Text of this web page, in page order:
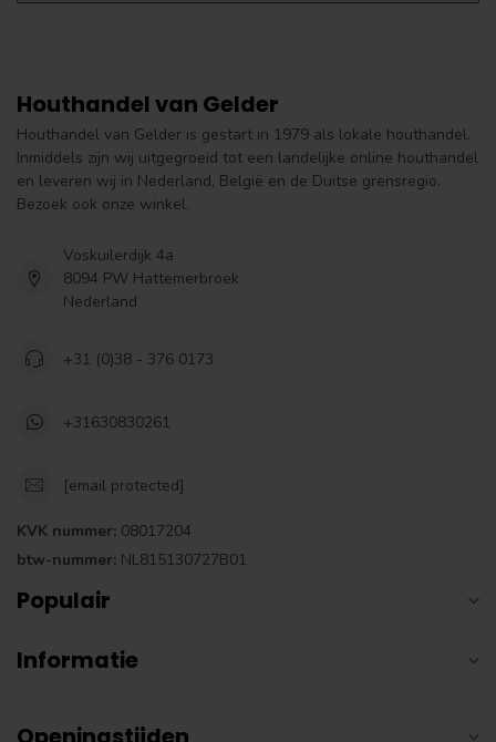
Houthandel van Gelder
Houthandel van Gelder is gestart in 1979 als lokale houthandel.
Inmiddels zijn wij uitgegroeid tot een landelijke online houthandel
en leveren wij in Nederland, België en de Duitse grensregio.
Bezoek ook onze winkel.
Voskuilerdijk 4a
8094 PW Hattemerbroek
Nederland
+31 (0)38 - 376 0173
+31630830261
[email protected]
KVK nummer: 08017204
btw-nummer: NL815130727B01
Populair
Informatie